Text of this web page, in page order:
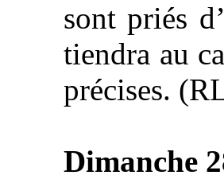
sont priés
tiendra au
précises.
Dimanche